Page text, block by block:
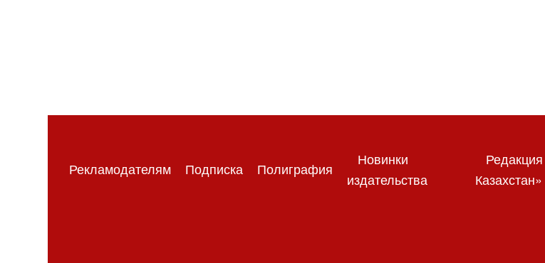
Рекламодателям Подписка Полиграфия
Новинки
издательства
Казахстан»